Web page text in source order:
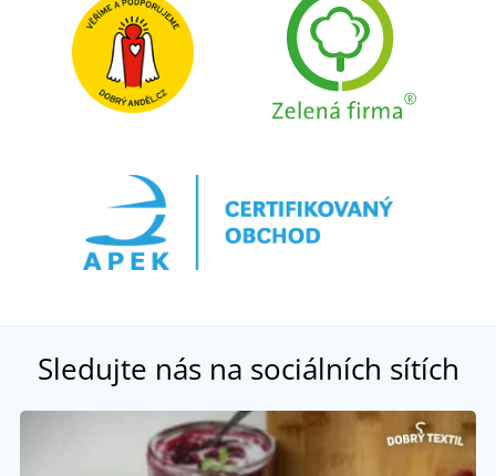
Sledujte nás na sociálních sítích